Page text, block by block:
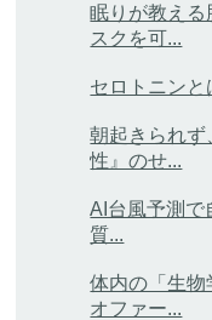
眠りが教える
スクを可...
セロトニンと
朝起きられ
性』のせ...
AI台風予測で
質...
体内の「生物
オファー...